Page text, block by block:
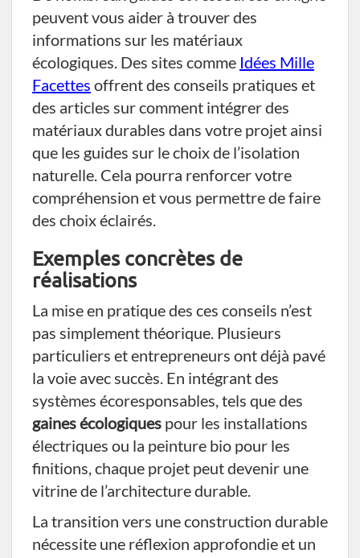
peuvent vous aider à trouver des
informations sur les matériaux
écologiques. Des sites comme Idées Mille
Facettes offrent des conseils pratiques et
des articles sur comment intégrer des
matériaux durables dans votre projet ainsi
que les guides sur le choix de l’isolation
naturelle. Cela pourra renforcer votre
compréhension et vous permettre de faire
des choix éclairés.
Exemples concrètes de
réalisations
La mise en pratique des ces conseils n’est
pas simplement théorique. Plusieurs
particuliers et entrepreneurs ont déjà pavé
la voie avec succès. En intégrant des
systèmes écoresponsables, tels que des
gaines écologiques pour les installations
électriques ou la peinture bio pour les
finitions, chaque projet peut devenir une
vitrine de l’architecture durable.
La transition vers une construction durable
nécessite une réflexion approfondie et un